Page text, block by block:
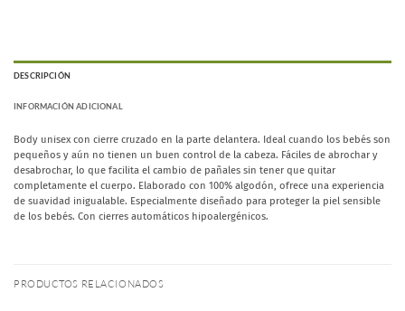
DESCRIPCIÓN
INFORMACIÓN ADICIONAL
Body unisex con cierre cruzado en la parte delantera. Ideal cuando los bebés son
pequeños y aún no tienen un buen control de la cabeza. Fáciles de abrochar y
desabrochar, lo que facilita el cambio de pañales sin tener que quitar
completamente el cuerpo. Elaborado con 100% algodón, ofrece una experiencia
de suavidad inigualable. Especialmente diseñado para proteger la piel sensible
de los bebés. Con cierres automáticos hipoalergénicos.
PRODUCTOS RELACIONADOS